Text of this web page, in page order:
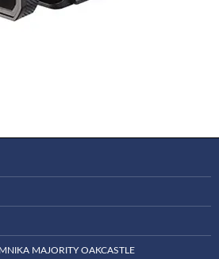
MAJORITY OAKCASTLE